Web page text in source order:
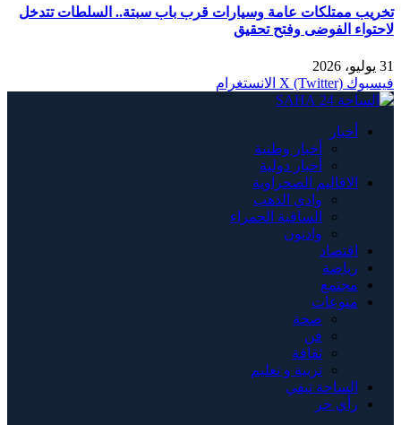
تخريب ممتلكات عامة وسيارات قرب باب سبتة.. السلطات تتدخل
لاحتواء الفوضى وفتح تحقيق
31 يوليو، 2026
فيسبوك X (Twitter) الانستغرام
أخبار
أخبار وطنية
أخبار دولية
الاقاليم الصحراوية
وادي الذهب
الساقية الحمراء
وادنون
اقتصاد
رياضة
مجتمع
منوعات
صحة
فن
ثقافة
تربية و تعليم
الساحة تيفي
رأي حر